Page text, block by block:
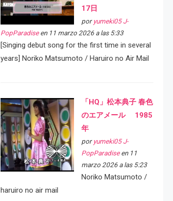
17日
por yumeki05 J-
PopParadiseen 11 marzo 2026 a las 5:33
[Singing debut song for the first time in several
years] Noriko Matsumoto / Haruiro no Air Mail
「HQ」松本典子 春色
のエアメール 1985
年
por yumeki05 J-
PopParadiseen 11
marzo 2026 a las 5:23
Noriko Matsumoto /
haruiro no air mail